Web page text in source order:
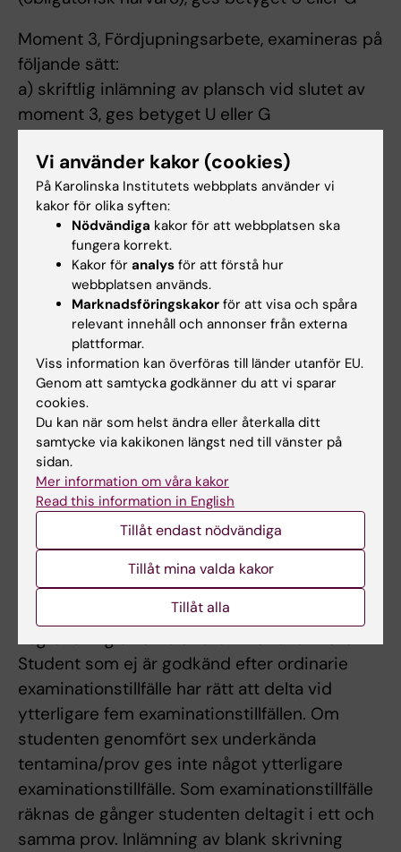
Moment 3, Fördjupningsarbete, examineras på
följande sätt:
a) skriftlig inlämning av plansch vid slutet av
moment 3, ges betyget U eller G
planschen (obligatorisk närvaro), ges betyget
U eller G
Betyg på hel kurs
På kursen ges betyget U eller G
För betyget G på hel kurs krävs G på kursens
samtliga tre moment.
Frånvaro från obligatoriska utbildningsinslag
Examinator bedömer om och i så fall hur
frånvaro från obligatoriska utbildningsinslag
kan tas igen. Innan studenten deltagit i de
obligatoriska utbildningsinslagen eller tagit
igen frånvaro i enlighet med examinators
anvisningar kan inte studieresultaten
slutrapporteras. Frånvaro från ett obligatoriskt
utbildningsinslag kan innebära att den
studerande inte kan ta igen tillfället förrän
nästa gång kursen ges.
Begränsning av antalet examinationstillfällen
Student som ej är godkänd efter ordinarie
examinationstillfälle har rätt att delta vid
ytterligare fem examinationstillfällen. Om
studenten genomfört sex underkända
tentamina/prov ges inte något ytterligare
examinationstillfälle. Som examinationstillfälle
räknas de gånger studenten deltagit i ett och
samma prov. Inlämning av blank skrivning
Vi använder kakor (cookies)
På Karolinska Institutets webbplats använder vi
kakor för olika syften:
Nödvändiga kakor för att webbplatsen ska
fungera korrekt.
Kakor för analys för att förstå hur
webbplatsen används.
Marknadsföringskakor för att visa och spåra
relevant innehåll och annonser från externa
plattformar.
Viss information kan överföras till länder utanför EU.
Genom att samtycka godkänner du att vi sparar
cookies.
Du kan när som helst ändra eller återkalla ditt
samtycke via kakikonen längst ned till vänster på
sidan.
Mer information om våra kakor
Read this information in English
Tillåt endast nödvändiga
Tillåt mina valda kakor
Tillåt alla